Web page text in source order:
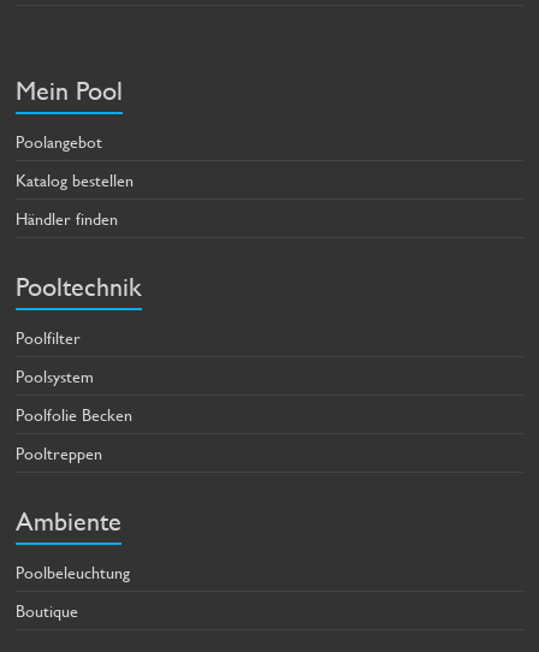
Mein Pool
Poolangebot
Katalog bestellen
Händler finden
Pooltechnik
Poolfilter
Poolsystem
Poolfolie Becken
Pooltreppen
Ambiente
Poolbeleuchtung
Boutique